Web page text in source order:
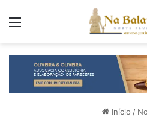
Início /